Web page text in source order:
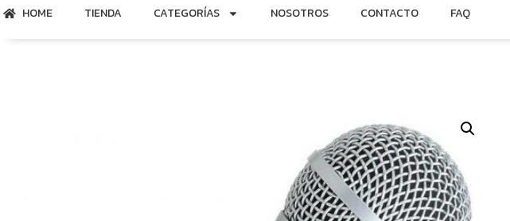
HOME TIENDA CATEGORÍAS NOSOTROS CONTACTO FAQ